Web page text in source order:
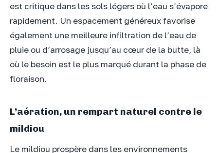
est critique dans les sols légers où l’eau s’évapore
rapidement. Un espacement généreux favorise
également une meilleure infiltration de l’eau de
pluie ou d’arrosage jusqu’au cœur de la butte, là
où le besoin est le plus marqué durant la phase de
floraison.
L’aération, un rempart naturel contre le
mildiou
Le mildiou prospère dans les environnements